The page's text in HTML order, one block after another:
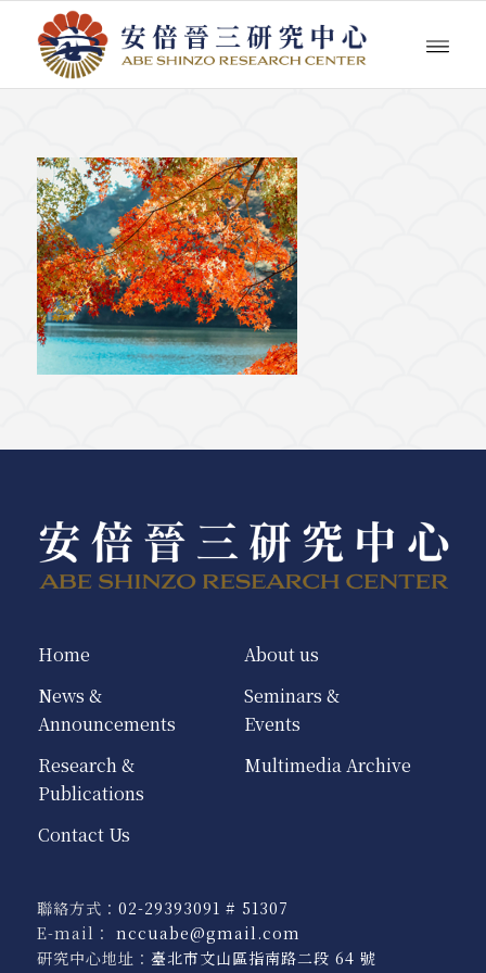
Home
About us
News &
Announcements
Seminars &
Events
Research &
Publications
Multimedia Archive
Contact Us
聯絡方式： 02-29393091 # 51307
E-mail： nccuabe@gmail.com
研究中心地址： 臺北市文山區指南路二段 64 號